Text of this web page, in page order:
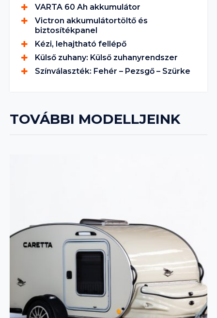
VARTA 60 Ah akkumulátor
Victron akkumulátortöltő és
biztosítékpanel
Kézi, lehajtható fellépő
Külső zuhany: Külső zuhanyrendszer
Színválaszték: Fehér – Pezsgő – Szürke
TOVÁBBI MODELLJEINK